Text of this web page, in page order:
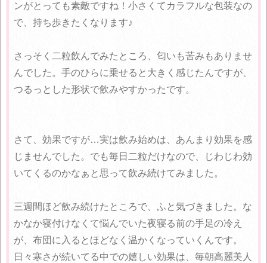
ンがとっても素敵ですね！小さくてカラフルな包装なの
で、持ち歩きたくなります♪
さっそく二粒飲んでみたところ、匂いも苦みもありませ
んでした。手のひらに乗せると大きく感じたんですが、
つるっとした形状で飲みやすかったです。
さて、効果ですが…実は飲み始めは、あんまり効果を感
じませんでした。でも毎日二粒だけなので、じわじわ効
いてくるのかなぁと思って飲み続けてみました。
三週間ほど飲み続けたところで、ふと気づきました。な
かなか寝付けなくて悩んでいた夜寝る前の手足の冷え
が、布団に入るとほどなく温かくなっていくんです。
日々寒さが続いてる中での嬉しい効果は、毎朝高麗美人